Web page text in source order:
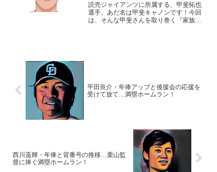
読売ジャイアンツに所属する、甲斐拓也
選手。あだ名は甲斐キャノンです！今回
は、そんな甲斐さんを取り巻く『家族』
平田良介・年俸アップと後援会の応援を
受けて放て…満塁ホームラン！
西川遥輝・年俸と背番号の推移…栗山監
督に捧ぐ満塁ホームラン！